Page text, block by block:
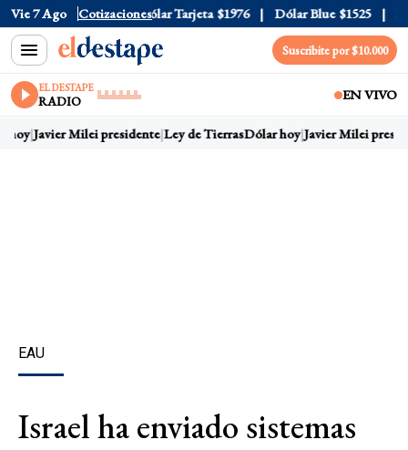
Vie 7 Ago Cotizaciones
Oficial $1520 Dólar Tarjeta $1976 Dólar Blue $1525 Dólar
Suscribite por $10.000
EL DESTAPE
RADIO EN VIVO
Javier Milei presidente Ley de TierrasDólar hoy Javier Milei
EAU
Israel ha enviado sistemas